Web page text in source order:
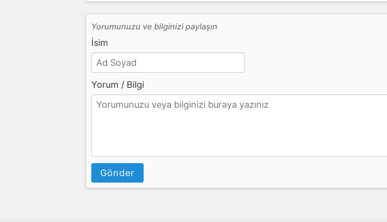
Yorumunuzu ve bilginizi paylaşın
İsim
Yorum / Bilgi
Gönder